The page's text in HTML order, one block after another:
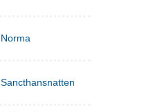
Norma
Sancthansnatten